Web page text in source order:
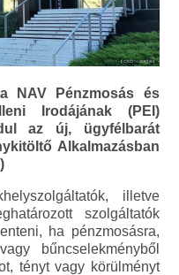
NAV Pénzmosás és
Irodájának (PEI)
az új, ügyfélbarát
Alkalmazásban
illetve
szolgáltatók
ha pénzmosásra,
bűncselekményből
tényt vagy körülményt